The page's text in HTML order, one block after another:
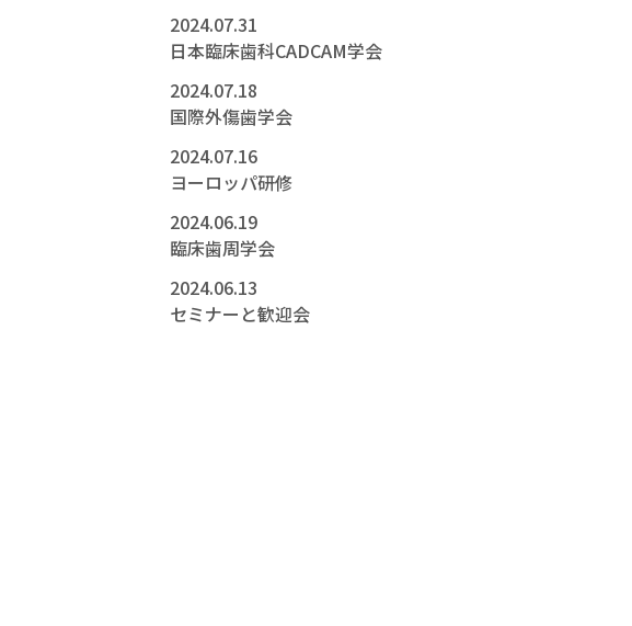
2024.07.31
日本臨床歯科CADCAM学会
2024.07.18
国際外傷歯学会
2024.07.16
ヨーロッパ研修
2024.06.19
臨床歯周学会
2024.06.13
セミナーと歓迎会